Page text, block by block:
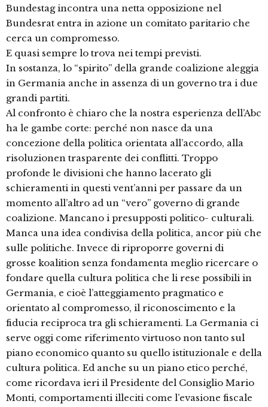
Bundestag incontra una netta opposizione nel
Bundesrat entra in azione un comitato paritario che
cerca un compromesso.
E quasi sempre lo trova nei tempi previsti.
In sostanza, lo “spirito” della grande coalizione aleggia
in Germania anche in assenza di un governo tra i due
grandi partiti.
Al confronto è chiaro che la nostra esperienza dell’Abc
ha le gambe corte: perché non nasce da una
concezione della politica orientata all’accordo, alla
risoluzionen trasparente dei conflitti. Troppo
profonde le divisioni che hanno lacerato gli
schieramenti in questi vent’anni per passare da un
momento all’altro ad un “vero” governo di grande
coalizione. Mancano i presupposti politico- culturali.
Manca una idea condivisa della politica, ancor più che
sulle politiche. Invece di riproporre governi di
grosse koalition senza fondamenta meglio ricercare o
fondare quella cultura politica che li rese possibili in
Germania, e cioè l’atteggiamento pragmatico e
orientato al compromesso, il riconoscimento e la
fiducia reciproca tra gli schieramenti. La Germania ci
serve oggi come riferimento virtuoso non tanto sul
piano economico quanto su quello istituzionale e della
cultura politica. Ed anche su un piano etico perché,
come ricordava ieri il Presidente del Consiglio Mario
Monti, comportamenti illeciti come l’evasione fiscale